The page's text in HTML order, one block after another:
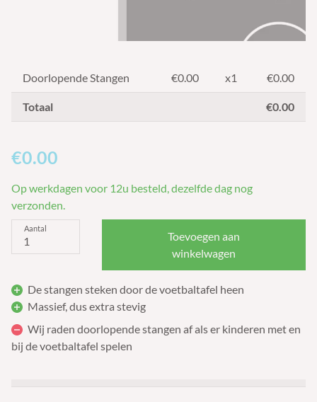
Doorlopende Stangen €0.00 x1 €0.00
Totaal €0.00
€0.00
Op werkdagen voor 12u besteld, dezelfde dag nog
verzonden.
Aantal
Toevoegen aan
winkelwagen
De stangen steken door de voetbaltafel heen
Massief, dus extra stevig
Wij raden doorlopende stangen af als er kinderen met en
bij de voetbaltafel spelen